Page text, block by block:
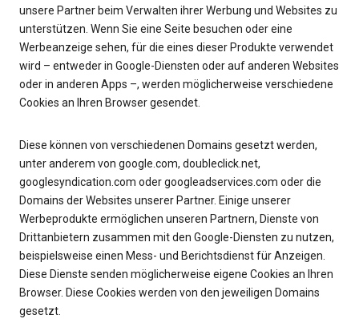
unsere Partner beim Verwalten ihrer Werbung und Websites zu
unterstützen. Wenn Sie eine Seite besuchen oder eine
Werbeanzeige sehen, für die eines dieser Produkte verwendet
wird – entweder in Google-Diensten oder auf anderen Websites
oder in anderen Apps –, werden möglicherweise verschiedene
Cookies an Ihren Browser gesendet.
Diese können von verschiedenen Domains gesetzt werden,
unter anderem von google.com, doubleclick.net,
googlesyndication.com oder googleadservices.com oder die
Domains der Websites unserer Partner. Einige unserer
Werbeprodukte ermöglichen unseren Partnern, Dienste von
Drittanbietern zusammen mit den Google-Diensten zu nutzen,
beispielsweise einen Mess- und Berichtsdienst für Anzeigen.
Diese Dienste senden möglicherweise eigene Cookies an Ihren
Browser. Diese Cookies werden von den jeweiligen Domains
gesetzt.